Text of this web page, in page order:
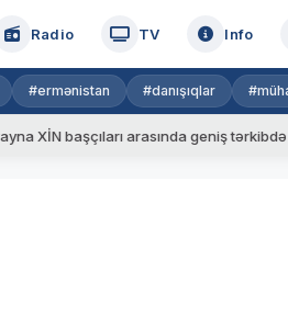
Radio TV Info
#ermənistan #danışıqlar
arasında geniş tərkibdə görüş